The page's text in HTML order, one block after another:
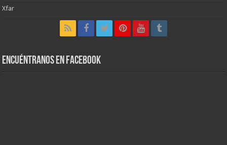
Xfar
Encuéntranos en Facebook